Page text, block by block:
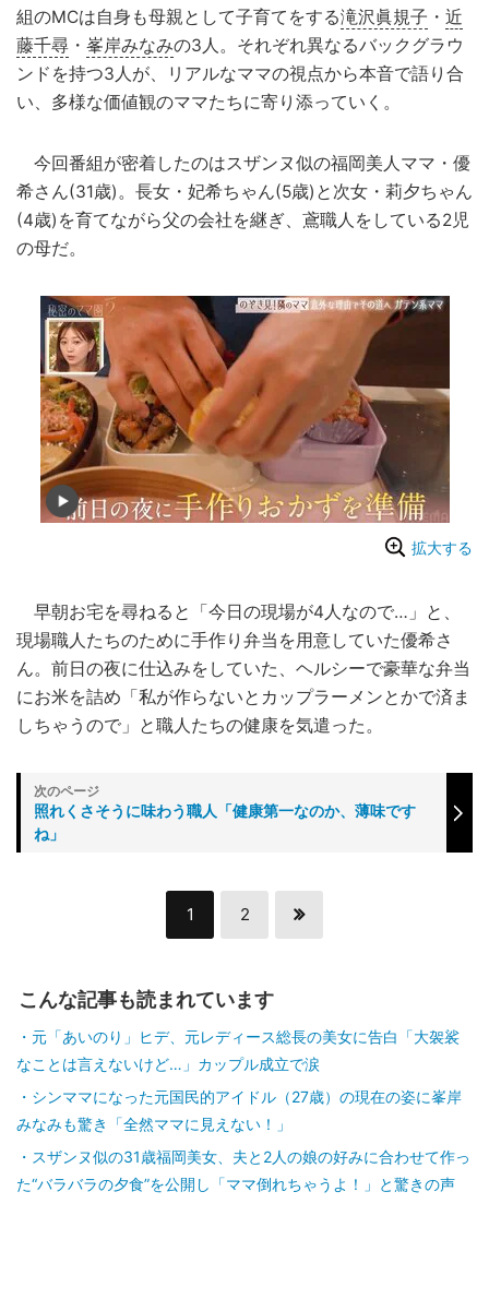
組のMCは自身も母親として子育てをする滝沢眞規子 ・ 近
藤千尋 ・ 峯岸みなみの3人。それぞれ異なるバックグラウ
ンドを持つ3人が、リアルなママの視点から本音で語り合
い、多様な価値観のママたちに寄り添っていく。
今回番組が密着したのはスザンヌ似の福岡美人ママ・優
希さん(31歳)。長女・妃希ちゃん(5歳)と次女・莉夕ちゃん
(4歳)を育てながら父の会社を継ぎ、鳶職人をしている2児
の母だ。
拡大する
早朝お宅を尋ねると「今日の現場が4人なので…」と、
現場職人たちのために手作り弁当を用意していた優希さ
ん。前日の夜に仕込みをしていた、ヘルシーで豪華な弁当
にお米を詰め「私が作らないとカップラーメンとかで済ま
しちゃうので」と職人たちの健康を気遣った。
照れくさそうに味わう職人「健康第一なのか、薄味です
ね」
1 2
こんな記事も読まれています
元「あいのり」ヒデ、元レディース総長の美女に告白「大袈裟
なことは言えないけど…」カップル成立で涙
シンママになった元国民的アイドル（27歳）の現在の姿に峯岸
みなみも驚き「全然ママに見えない！」
スザンヌ似の31歳福岡美女、夫と2人の娘の好みに合わせて作っ
た“バラバラの夕食”を公開し「ママ倒れちゃうよ！」と驚きの声